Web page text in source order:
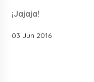
¡Jajaja!
03 Jun 2016